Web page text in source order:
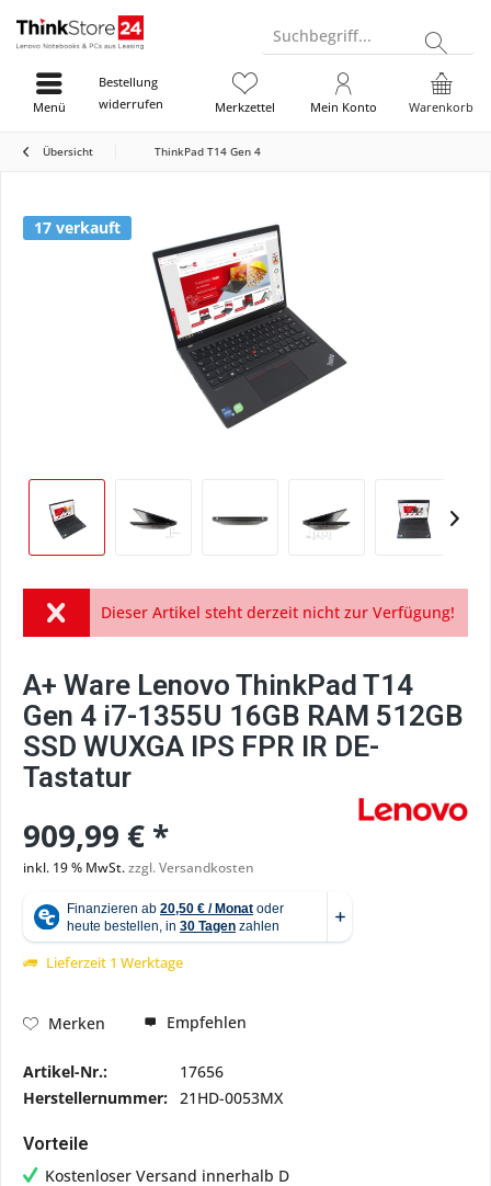
Suchbegriff...
Bestellung
widerrufen
Warenkorb
Merkzettel Mein Konto
Menü
Übersicht ThinkPad T14 Gen 4
17 verkauft
Dieser Artikel steht derzeit nicht zur Verfügung!
A+ Ware Lenovo ThinkPad T14
Gen 4 i7-1355U 16GB RAM 512GB
SSD WUXGA IPS FPR IR DE-
Tastatur
909,99 € *
inkl. 19 % MwSt.zzgl. Versandkosten
Lieferzeit 1 Werktage
Merken Empfehlen
Artikel-Nr.:
17656
Herstellernummer: 21HD-0053MX
Vorteile
Kostenloser Versand innerhalb D